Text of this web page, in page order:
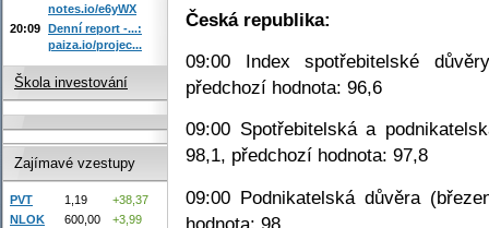
Česká republika:
09:00 Index spotřebitelské
předchozí hodnota: 96,6
09:00 Spotřebitelská a
98,1, předchozí hodnota: 97,8
09:00 Podnikatelská důvěra
hodnota: 98
notes.io/e6yWX
20:09 Denní report -...:
paiza.io/projec...
Škola investování
Zajímavé vzestupy
PVT 1,19
+38,37
NLOK
600,00
+3,99